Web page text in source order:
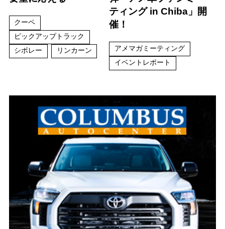
クーペ
ピックアップトラック
シボレー
リンカーン
ティング in Chiba」開
催！
アメマガミーティング
イベントレポート